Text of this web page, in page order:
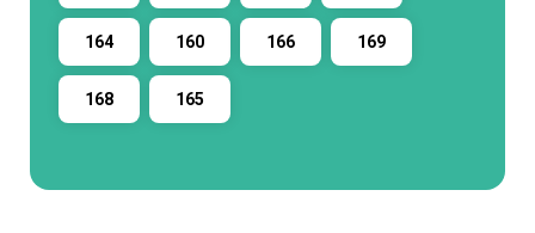
164 160 166 169
168 165